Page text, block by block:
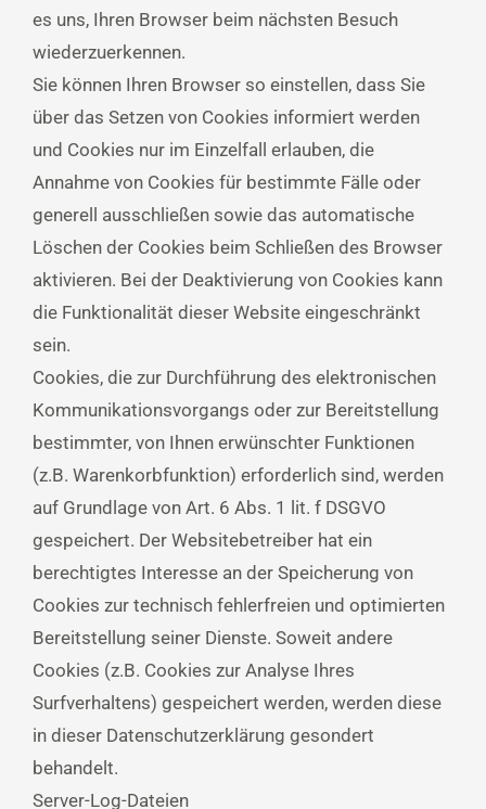
es uns, Ihren Browser beim nächsten Besuch
wiederzuerkennen.
Sie können Ihren Browser so einstellen, dass Sie
über das Setzen von Cookies informiert werden
und Cookies nur im Einzelfall erlauben, die
Annahme von Cookies für bestimmte Fälle oder
generell ausschließen sowie das automatische
Löschen der Cookies beim Schließen des Browser
aktivieren. Bei der Deaktivierung von Cookies kann
die Funktionalität dieser Website eingeschränkt
sein.
Cookies, die zur Durchführung des elektronischen
Kommunikationsvorgangs oder zur Bereitstellung
bestimmter, von Ihnen erwünschter Funktionen
(z.B. Warenkorbfunktion) erforderlich sind, werden
auf Grundlage von Art. 6 Abs. 1 lit. f DSGVO
gespeichert. Der Websitebetreiber hat ein
berechtigtes Interesse an der Speicherung von
Cookies zur technisch fehlerfreien und optimierten
Bereitstellung seiner Dienste. Soweit andere
Cookies (z.B. Cookies zur Analyse Ihres
Surfverhaltens) gespeichert werden, werden diese
in dieser Datenschutzerklärung gesondert
behandelt.
Server-Log-Dateien